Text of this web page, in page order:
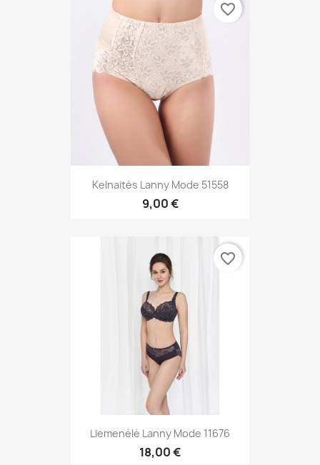
Kelnaitės Lanny Mode 51558
9,00 €
favorite_border
Liemenėlė Lanny Mode 11676
18,00 €
favorite_border